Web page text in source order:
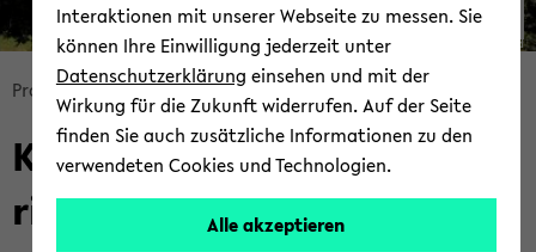
Bread­
crumb
über­
sprin­
gen
Pro­jek­te barrierefreie-​verwaltung.nrw
© Uni­ver­si­tät Bie­le­feld
Kom­pe­tenz­zen­trum bar­
rie­re­freie di­gi­ta­le Hoch­
Interaktionen mit unserer Webseite zu messen. Sie
können Ihre Einwilligung jederzeit unter
Datenschutzerklärung einsehen und mit der
Wirkung für die Zukunft widerrufen. Auf der Seite
finden Sie auch zusätzliche Informationen zu den
verwendeten Cookies und Technologien.
Alle akzeptieren